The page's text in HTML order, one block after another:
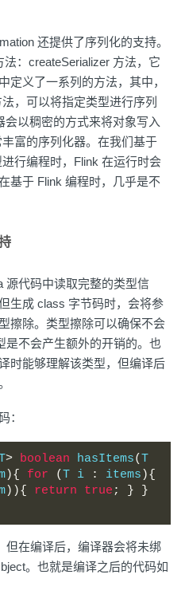
还提供了序列化的支持。
：createSerializer 方法，它
定义了一系列的方法，其中，
，可以将指定类型进行序列
以稠密的方式来将对象写入
富的序列化器。在我们基于
行编程时，Flink 在运行时会
基于 Flink 编程时，几乎是不
源代码中读取完整的类型信
生成 class 字节码时，会将参
擦除。类型擦除可以确保不会
是不会产生额外的开销的。也
时能够理解该类型，但编译后
：
> boolean hasItems(
){ for (T i : items ){
)){ return true ; }
}
但在编译后，编译器会将未绑
。也就是编译之后的代码如